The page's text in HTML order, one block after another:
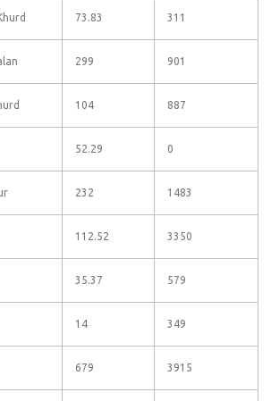
73.83 311
299 901
104 887
52.29 0
232 1483
112.52 3350
35.37 579
14 349
679 3915